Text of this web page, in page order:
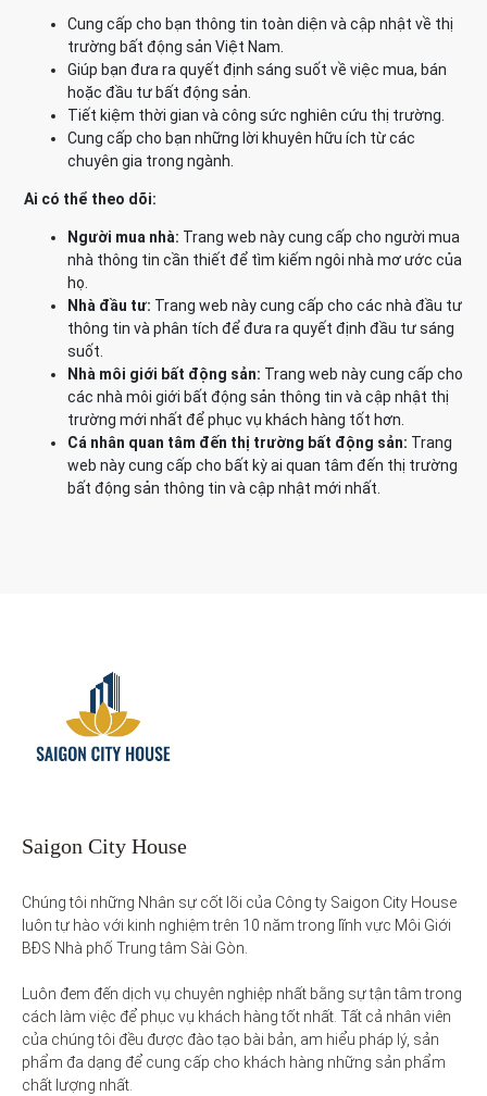
Cung cấp cho bạn thông tin toàn diện và cập nhật về thị
trường bất động sản Việt Nam.
Giúp bạn đưa ra quyết định sáng suốt về việc mua, bán
hoặc đầu tư bất động sản.
Tiết kiệm thời gian và công sức nghiên cứu thị trường.
Cung cấp cho bạn những lời khuyên hữu ích từ các
chuyên gia trong ngành.
Ai có thể theo dõi:
Người mua nhà: Trang web này cung cấp cho người mua
nhà thông tin cần thiết để tìm kiếm ngôi nhà mơ ước của
họ.
Nhà đầu tư: Trang web này cung cấp cho các nhà đầu tư
thông tin và phân tích để đưa ra quyết định đầu tư sáng
suốt.
Nhà môi giới bất động sản: Trang web này cung cấp cho
các nhà môi giới bất động sản thông tin và cập nhật thị
trường mới nhất để phục vụ khách hàng tốt hơn.
Cá nhân quan tâm đến thị trường bất động sản: Trang
web này cung cấp cho bất kỳ ai quan tâm đến thị trường
bất động sản thông tin và cập nhật mới nhất.
Saigon City House
Chúng tôi những Nhân sự cốt lõi của Công ty Saigon City House
luôn tự hào với kinh nghiệm trên 10 năm trong lĩnh vực Môi Giới
BĐS Nhà phố Trung tâm Sài Gòn.
Luôn đem đến dịch vụ chuyên nghiệp nhất bằng sự tận tâm trong
cách làm việc để phục vụ khách hàng tốt nhất. Tất cả nhân viên
của chúng tôi đều được đào tạo bài bản, am hiểu pháp lý, sản
phẩm đa dạng để cung cấp cho khách hàng những sản phẩm
chất lượng nhất.